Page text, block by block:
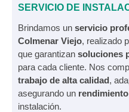
SERVICIO DE
Brindamos un servicio
Colmenar Viejo, realizado
que garantizan soluciones
para cada cliente. Nos
trabajo de alta calidad,
asegurando un
instalación.